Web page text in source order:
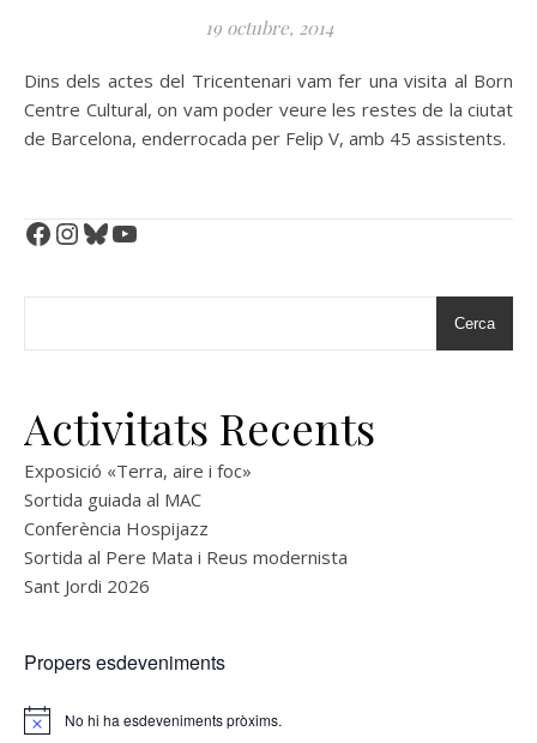
19 octubre, 2014
Dins dels actes del Tricentenari vam fer una visita al Born
Centre Cultural, on vam poder veure les restes de la ciutat
de Barcelona, enderrocada per Felip V, amb 45 assistents.
Facebook
Instagram
BlueskyYouTube
Cerca
Activitats Recents
Exposició «Terra, aire i foc»
Sortida guiada al MAC
Conferència Hospijazz
Sortida al Pere Mata i Reus modernista
Sant Jordi 2026
Propers esdeveniments
Notice No hi ha esdeveniments pròxims.